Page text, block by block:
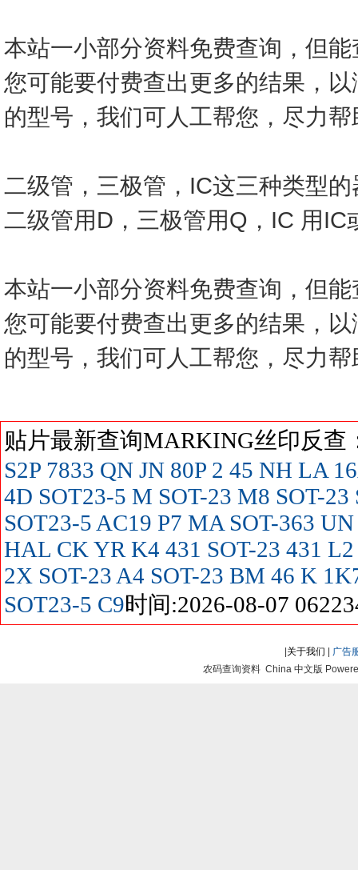
本站一小部分资料免费查询，但
您可能要付费查出更多的结果，
的型号，我们可人工帮您，尽力
二级管，三极管，IC这三种类型
二级管用D，三极管用Q，IC 用IC
本站一小部分资料免费查询，但
您可能要付费查出更多的结果，
的型号，我们可人工帮您，尽力
贴片最新查询MARKING丝印反
S2P 7833 QN JN 80P 2 45 NH LA
4D SOT23-5 M SOT-23 M8 SOT-23
SOT23-5 AC19 P7 MA SOT-363 UN
HAL CK YR K4 431 SOT-23 431 L2
2X SOT-23 A4 SOT-23 BM 46 K
SOT23-5 C9时间:2026-08-07
关于我们
广告
农码查询资料 China 中文版